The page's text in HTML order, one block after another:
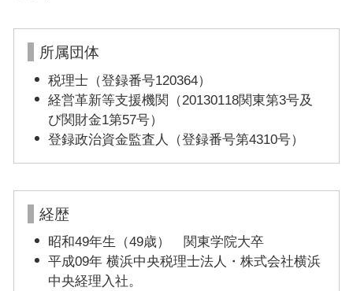
所属団体
税理士（登録番号120364）
経営革新等支援機関（20130118関東第3号及
び関財金1第57号）
登録政治資金監査人（登録番号第4310号）
経歴
昭和49年生（49歳） 関東学院大卒
平成09年 横浜中央税理士法人・株式会社横浜
中央経理入社。